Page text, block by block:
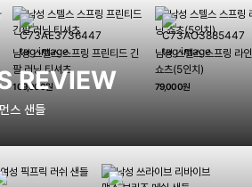
남성 스텔스 스프링 프린티드 긴
팔 러닝 티셔츠
109,000원
남성 스텔스 스프링 라
쇼츠(5인치)
79,000원
REVIEW
스 샌들